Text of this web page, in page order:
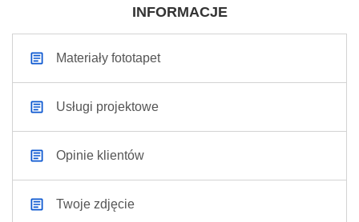
INFORMACJE
Materiały fototapet
Usługi projektowe
Opinie klientów
Twoje zdjęcie